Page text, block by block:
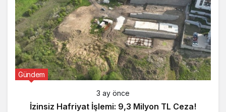
Gündem
3 ay önce
İzinsiz Hafriyat İşlemi: 9,3 Milyon TL Ceza!